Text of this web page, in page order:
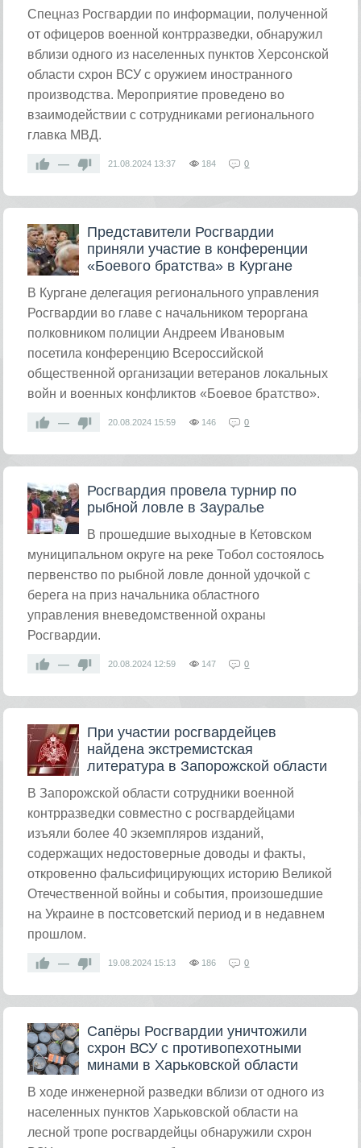
​Спецназ Росгвардии по информации, полученной
от офицеров военной контрразведки, обнаружил
вблизи одного из населенных пунктов Херсонской
области схрон ВСУ с оружием иностранного
производства. Мероприятие проведено во
взаимодействии с сотрудниками регионального
главка МВД.
— 21.08.2024 13:37 184 0
Представители Росгвардии
приняли участие в конференции
«Боевого братства» в Кургане
​В Кургане делегация регионального управления
Росгвардии во главе с начальником тероргана
полковником полиции Андреем Ивановым
посетила конференцию Всероссийской
общественной организации ветеранов локальных
войн и военных конфликтов «Боевое братство».
— 20.08.2024 15:59 146 0
Росгвардия провела турнир по
рыбной ловле в Зауралье
​В прошедшие выходные в Кетовском
муниципальном округе на реке Тобол состоялось
первенство по рыбной ловле донной удочкой с
берега на приз начальника областного
управления вневедомственной охраны
Росгвардии.
— 20.08.2024 12:59 147 0
При участии росгвардейцев
найдена экстремистская
литература в Запорожской области
​В Запорожской области сотрудники военной
контрразведки совместно с росгвардейцами
изъяли более 40 экземпляров изданий,
содержащих недостоверные доводы и факты,
откровенно фальсифицирующих историю Великой
Отечественной войны и события, произошедшие
на Украине в постсоветский период и в недавнем
прошлом.
— 19.08.2024 15:13 186 0
Сапёры Росгвардии уничтожили
схрон ВСУ с противопехотными
минами в Харьковской области
​В ходе инженерной разведки вблизи от одного из
населенных пунктов Харьковской области на
лесной тропе росгвардейцы обнаружили схрон